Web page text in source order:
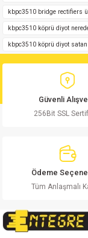
Ürün bilgilerinde
Ürün fiyatı diğer
Bu ürüne benzer
kbpc3510 bridge rectifiers
kbpc3510 köprü diyot
kbpc3510 köprü diyot satan
Güvenli
256Bit SSL
Ödeme
Tüm Anlaşmalı